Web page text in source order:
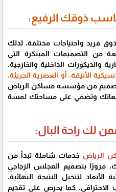
ذوقك الرفيع:
فريد واحتياجات مختلفة، لذلك
التصميمات المبتكرة التي
والديكورات الداخلية والخارجية.
الأنيقة، أو العصرية الجريئة،
من مؤسسه مساكن الرياض
وتضفي على مساحتك لمسة
لك راحة البال:
الرياض خدمات شاملة تبدأ من
مرورًا بتصميم المجلس الزجاجي
لتتخيل النتيجة النهائية،
الاحترافي. كما يحرص على تقديم